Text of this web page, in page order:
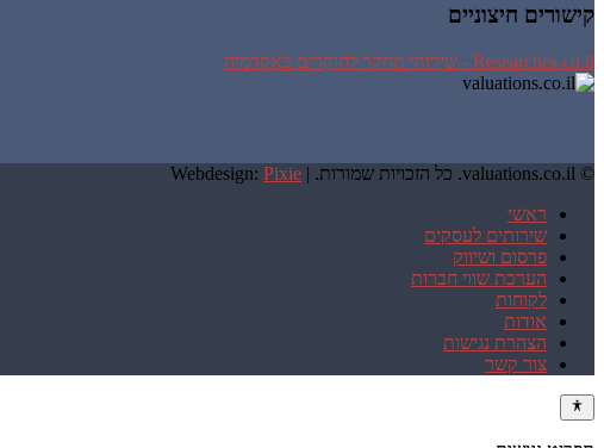
קישורים חיצוניים
Researches.co.il - שירותי מחקר לחוקרים באקדמיה
© valuations.co.il. כל הזכויות שמורות. | Webdesign: Pixie
ראשי
שירותים לעסקים
פרסום ושיווק
הערכת שווי חברות
לקוחות
אודות
הצהרת נגישות
צור קשר